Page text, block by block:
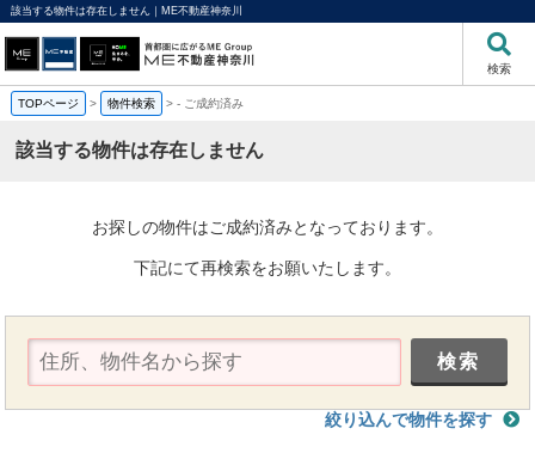
該当する物件は存在しません｜ME不動産神奈川
検索
TOPページ > 物件検索 >- ご成約済み
該当する物件は存在しません
お探しの物件はご成約済みとなっております。
下記にて再検索をお願いたします。
絞り込んで物件を探す